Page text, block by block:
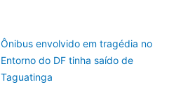
Ônibus envolvido em tragédia no
Entorno do DF tinha saído de
Taguatinga